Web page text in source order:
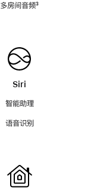
多房间音频脚
³
Siri
智能助理
语音识别